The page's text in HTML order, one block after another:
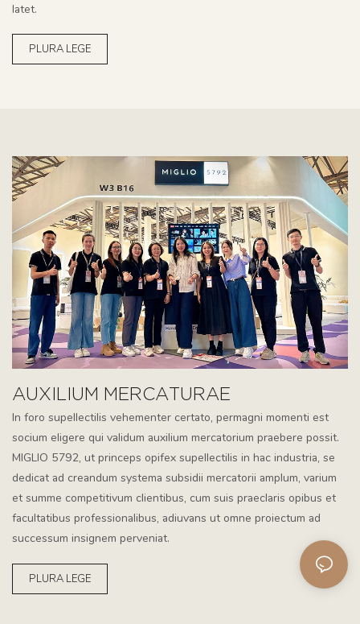
latet.
PLURA LEGE
AUXILIUM MERCATURAE
In foro supellectilis vehementer certato, permagni momenti est
socium eligere qui validum auxilium mercatorium praebere possit.
MIGLIO 5792, ut princeps opifex supellectilis in hac industria, se
dedicat ad creandum systema subsidii mercatorii amplum, varium
et summe competitivum clientibus, cum suis praeclaris opibus et
facultatibus professionalibus, adiuvans ut omne proiectum ad
successum insignem perveniat.
PLURA LEGE